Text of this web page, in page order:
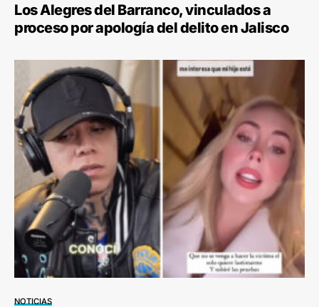
Los Alegres del Barranco, vinculados a
proceso por apología del delito en Jalisco
NOTICIAS